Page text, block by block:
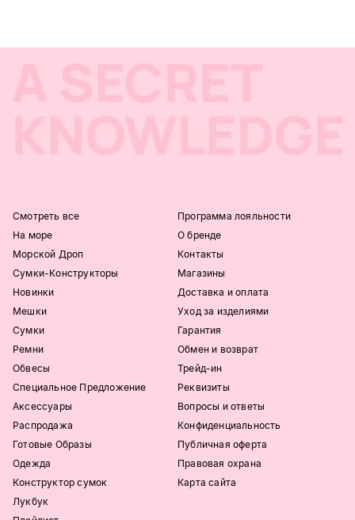
Смотреть все
На море
Морской Дроп
Сумки-Конструкторы
Новинки
Мешки
Сумки
Ремни
Обвесы
Специальное Предложение
Аксессуары
Распродажа
Готовые Образы
Одежда
Конструктор сумок
Лукбук
Программа лояльности
О бренде
Контакты
Магазины
Доставка и оплата
Уход за изделиями
Гарантия
Обмен и возврат
Трейд-ин
Реквизиты
Вопросы и ответы
Конфиденциальность
Публичная оферта
Правовая охрана
Карта сайта